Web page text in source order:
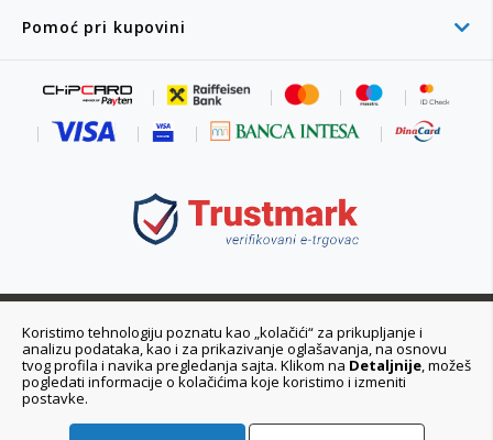
Pomoć pri kupovini
011 6355 550
Ponedeljak - Petak 08:00 - 20:00h
Koristimo tehnologiju poznatu kao „kolačići“ za prikupljanje i
analizu podataka, kao i za prikazivanje oglašavanja, na osnovu
tvog profila i navika pregledanja sajta. Klikom na Detaljnije, možeš
pogledati informacije o kolačićima koje koristimo i izmeniti
postavke.